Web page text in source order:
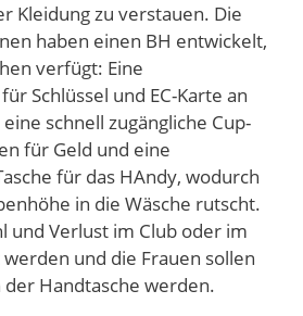
Kleidung zu verstauen. Die
haben einen BH entwickelt,
verfügt: Eine
Schlüssel und EC-Karte an
schnell zugängliche Cup-
für Geld und eine
für das HAndy, wodurch
in die Wäsche rutscht.
und Verlust im Club oder im
und die Frauen sollen
Handtasche werden.